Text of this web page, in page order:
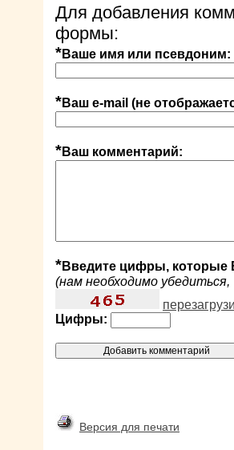
Для добавления
формы:
*Ваше имя или псевдоним:
*Ваш e-mail (не
*Ваш комментарий:
*Введите цифры, которые
(нам необходимо
Цифры:
Версия для печати